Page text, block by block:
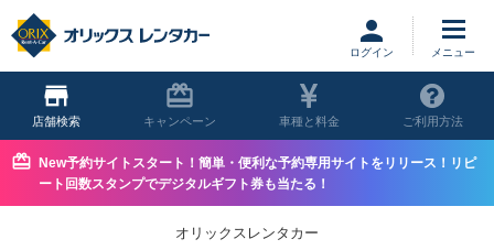
ログイン
店舗 キャンペーン 車種と料金 ご利用方法
New予約サイトスタート！簡単・便利な予約専用サイトをリリース！リピ
ート回数スタンプでデジタルギフト券も当たる！
オリックスレンタカー